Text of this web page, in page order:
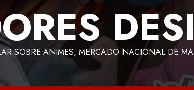
SOBRE ANIMES, MERCADO NACIONAL DE